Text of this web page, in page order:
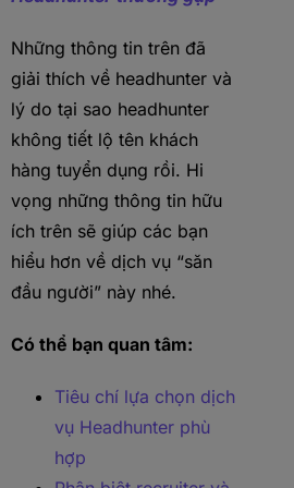
Những thông tin trên đã
giải thích về headhunter và
lý do tại sao headhunter
không tiết lộ tên khách
hàng tuyển dụng rồi. Hi
vọng những thông tin hữu
ích trên sẽ giúp các bạn
hiểu hơn về dịch vụ “săn
đầu người” này nhé.
Có thể bạn quan tâm:
Tiêu chí lựa chọn dịch
vụ Headhunter phù
hợp